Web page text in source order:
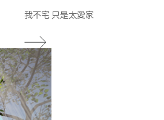
我不宅 只是太愛家